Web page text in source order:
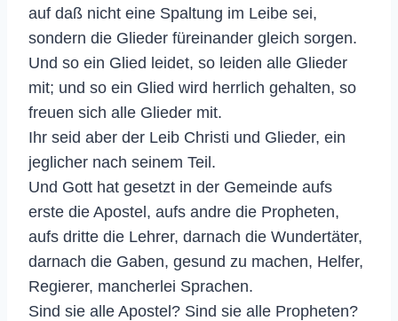
auf daß nicht eine Spaltung im Leibe sei,
sondern die Glieder füreinander gleich sorgen.
Und so ein Glied leidet, so leiden alle Glieder
mit; und so ein Glied wird herrlich gehalten, so
freuen sich alle Glieder mit.
Ihr seid aber der Leib Christi und Glieder, ein
jeglicher nach seinem Teil.
Und Gott hat gesetzt in der Gemeinde aufs
erste die Apostel, aufs andre die Propheten,
aufs dritte die Lehrer, darnach die Wundertäter,
darnach die Gaben, gesund zu machen, Helfer,
Regierer, mancherlei Sprachen.
Sind sie alle Apostel? Sind sie alle Propheten?